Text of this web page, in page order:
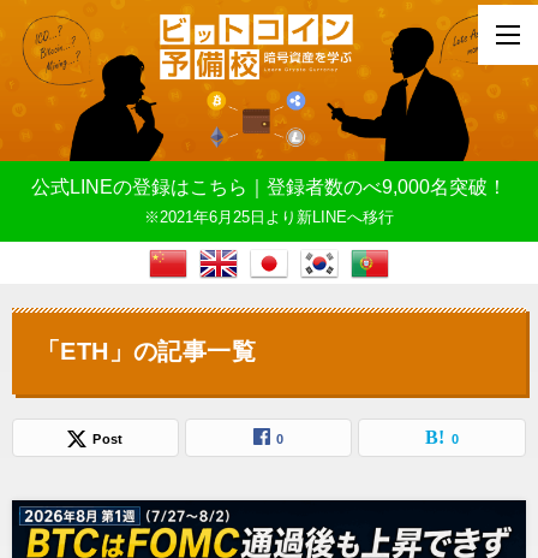
公式LINEの登録はこちら｜登録者数のべ9,000名突破！
※2021年6月25日より新LINEへ移行
「ETH」の記事一覧
Post 0 0